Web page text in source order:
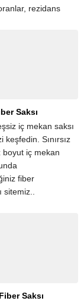
rezidans
Saksı
iç mekan saksı
keşfedin. Sınırsız
boyut iç mekan
fiber
sitemiz..
Saksı